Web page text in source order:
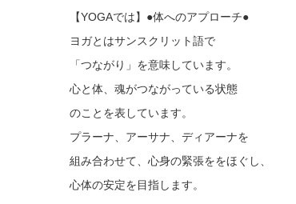
【YOGAでは】●体へのアプローチ●
ヨガとはサンスクリット語で
「つながり」を意味しています。
心と体、魂がつながっている状態
のことを表しています。
プラーナ、アーサナ、ディアーナを
組み合わせて、心身の緊張ををほぐし、
心体の安定を目指します。